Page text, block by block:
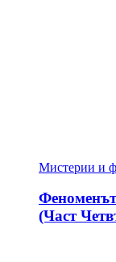
Мистерии и
(Част